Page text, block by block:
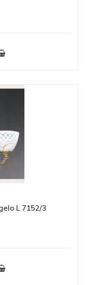
L 7152/3